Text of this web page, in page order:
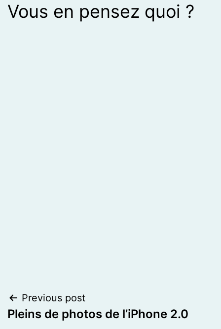
Vous en pensez quoi ?
Post
navigation
Previous post
Pleins de photos de l’iPhone 2.0